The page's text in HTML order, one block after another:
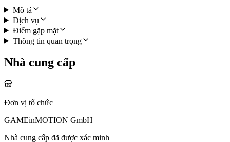
Mô tả
Dịch vụ
Điểm gặp mặt
Thông tin quan trọng
Nhà cung cấp
Đơn vị tổ chức
GAMEinMOTION GmbH
Nhà cung cấp đã được xác minh